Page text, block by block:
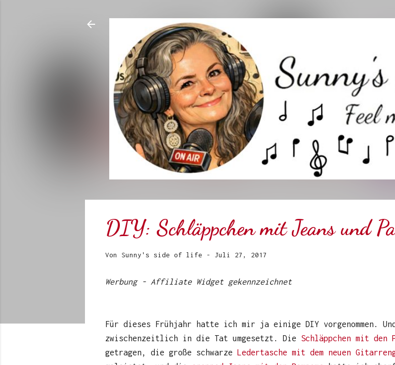
DIY: Schläppchen mit Jeans und
Von Sunny's side of life - Juli 27, 2017
Werbung - Affiliate Widget gekennzeichnet
Für dieses Frühjahr hatte ich mir ja einige DIY vorgenommen.
zwischenzeitlich in die Tat umgesetzt. Die Schläppchen mit den
getragen, die große schwarze Ledertasche mit dem neuen